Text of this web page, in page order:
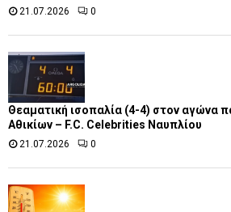
21.07.2026 0
Θεαματική ισοπαλία (4-4) στον αγώνα
Αθικίων – F.C. Celebrities Ναυπλίου
21.07.2026 0